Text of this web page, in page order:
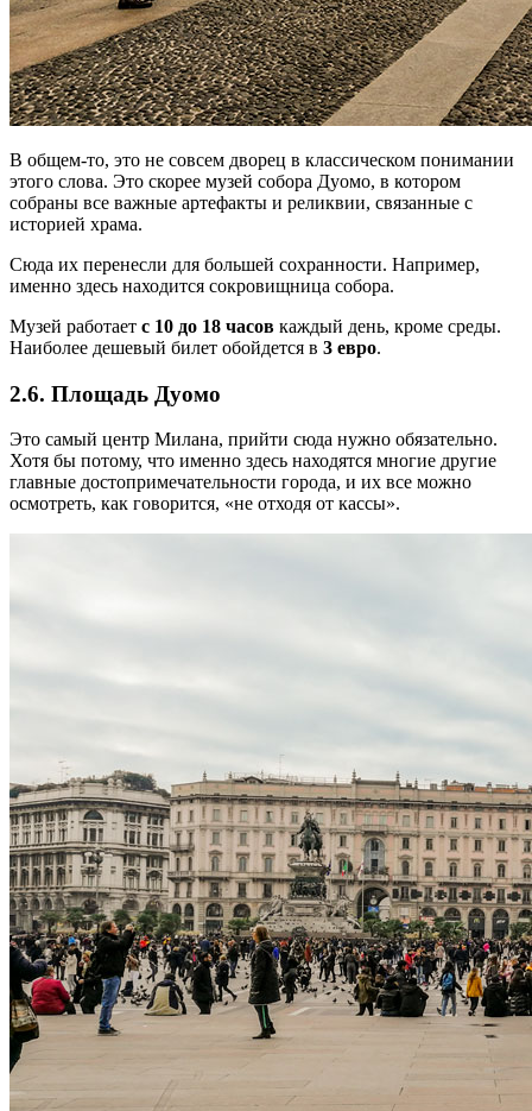
В общем-то, это не совсем дворец в классическом понимании
этого слова. Это скорее музей собора Дуомо, в котором
собраны все важные артефакты и реликвии, связанные с
историей храма.
Сюда их перенесли для большей сохранности. Например,
именно здесь находится сокровищница собора.
Музей работает с 10 до 18 часов каждый день, кроме среды.
Наиболее дешевый билет обойдется в 3 евро.
2.6. Площадь Дуомо
Это самый центр Милана, прийти сюда нужно обязательно.
Хотя бы потому, что именно здесь находятся многие другие
главные достопримечательности города, и их все можно
осмотреть, как говорится, «не отходя от кассы».